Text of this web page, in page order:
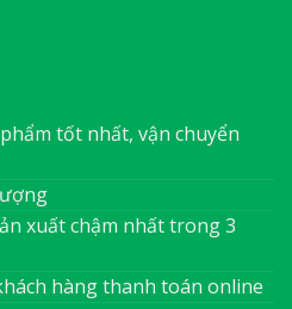
tốt nhất, vận chuyển
xuất chậm nhất trong 3
hàng thanh toán online